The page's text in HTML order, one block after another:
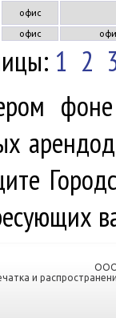
офис
офис
1 2
фоне
ООО
и